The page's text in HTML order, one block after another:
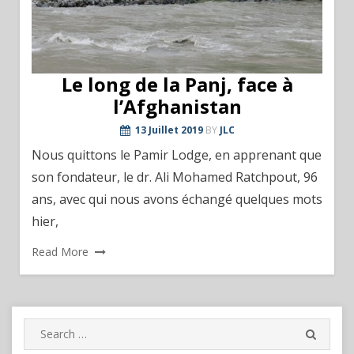
Le long de la Panj, face à
l’Afghanistan
13 Juillet 2019 BY JLC
Nous quittons le Pamir Lodge, en apprenant que
son fondateur, le dr. Ali Mohamed Ratchpout, 96
ans, avec qui nous avons échangé quelques mots
hier,
Read More
Search